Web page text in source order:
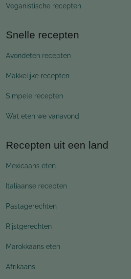
Veganistische recepten
Snelle recepten
Avondeten recepten
Makkelijke recepten
Simpele recepten
Wat eten we vanavond
Recepten uit een land
Mexicaans eten
Italiaanse recepten
Pastagerechten
Rijstgerechten
Marokkaans eten
Afrikaans